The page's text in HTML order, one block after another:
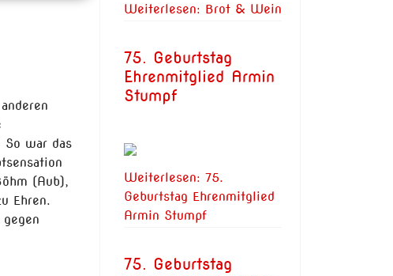
war das
(Aub),
Ehren.
Weiterlesen: Brot & Wein
75. Geburtstag
Ehrenmitglied Armin
Stumpf
Weiterlesen: 75.
Geburtstag Ehrenmitglied
Armin Stumpf
75. Geburtstag